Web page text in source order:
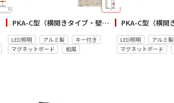
PKA-C型（横開きタイプ・壁付）
LED照明 アルミ製
キー付き
マグネットボード
和風
LED照明 アルミ製
マグネットボード